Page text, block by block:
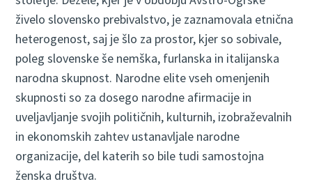
živelo slovensko prebivalstvo, je zaznamovala etnična
heterogenost, saj je šlo za prostor, kjer so sobivale,
poleg slovenske še nemška, furlanska in italijanska
narodna skupnost. Narodne elite vseh omenjenih
skupnosti so za dosego narodne afirmacije in
uveljavljanje svojih političnih, kulturnih, izobraževalnih
in ekonomskih zahtev ustanavljale narodne
organizacije, del katerih so bile tudi samostojna
ženska društva.